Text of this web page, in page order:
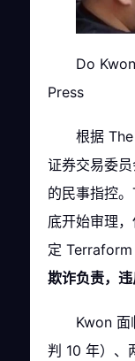
Do
Press
根据
证券交易委
的民事指控
底开始审理
定
欺诈负责，违
Kwon 面
判 10 年）、